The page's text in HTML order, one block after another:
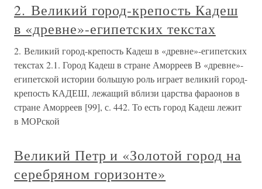
2. Великий город-крепость Кадеш
в «древне»-египетских текстах
2. Великий город-крепость Кадеш в «древне»-египетских
текстах 2.1. Город Кадеш в стране Аморреев В «древне»-
египетской истории большую роль играет великий город-
крепость КАДЕШ, лежащий вблизи царства фараонов в
стране Аморреев [99], с. 442. То есть город Кадеш лежит
в МОРской
Великий Петр и «Золотой город на
серебряном горизонте»